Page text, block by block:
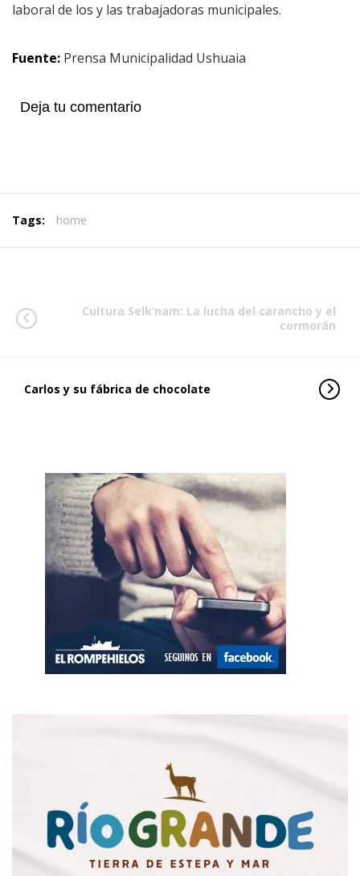
laboral de los y las trabajadoras municipales.
Fuente: Prensa Municipalidad Ushuaia
Deja tu comentario
Tags: home
Cultura Selk’nam: La lucha del carancho y el
cormorán
Carlos y su fábrica de chocolate